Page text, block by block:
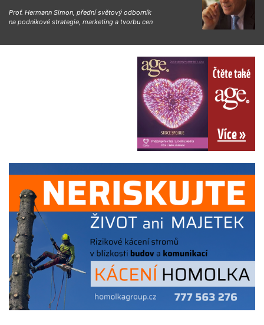
Prof. Hermann Simon, přední světový odborník
na podnikové strategie, marketing a tvorbu cen
Čtěte také
Více »